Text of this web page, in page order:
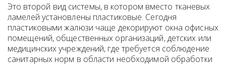
Это второй вид системы, в котором вместо тканевых
ламелей установлены пластиковые. Сегодня
пластиковыми жалюзи чаще декорируют окна офисных
помещений, общественных организаций, детских или
медицинских учреждений, где требуется соблюдение
санитарных норм в области необходимой обработки